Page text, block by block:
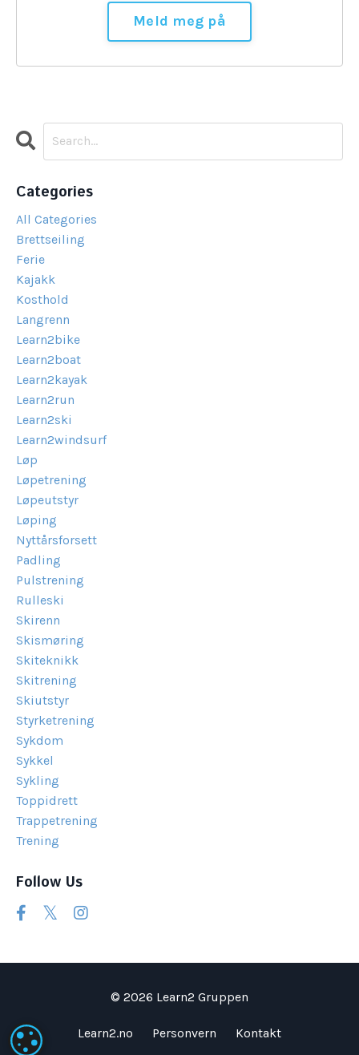
Categories
All Categories
Brettseiling
Ferie
Kajakk
Kosthold
Langrenn
Learn2bike
Learn2boat
Learn2kayak
Learn2run
Learn2ski
Learn2windsurf
Løp
Løpetrening
Løpeutstyr
Løping
Nyttårsforsett
Padling
Pulstrening
Rulleski
Skirenn
Skismøring
Skiteknikk
Skitrening
Skiutstyr
Styrketrening
Sykdom
Sykkel
Sykling
Toppidrett
Trappetrening
Trening
Follow Us
© 2026 Learn2 Gruppen
Learn2.no Personvern Kontakt
INNSTILLINGER FOR INFORMASJONSKAPSLER